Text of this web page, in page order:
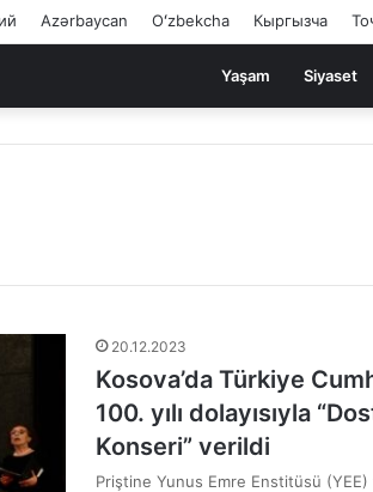
Azərbaycan Oʻzbekcha Кыргызча
Yaşam Siyaset
20.12.2023
Kosova’da Türkiye
100. yılı dolayısıyla
Konseri” verildi
Priştine Yunus Emre Enstitüsü (YEE)